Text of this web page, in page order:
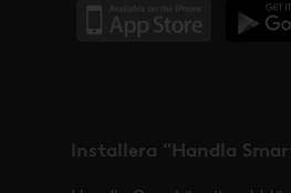
Installera "Handla